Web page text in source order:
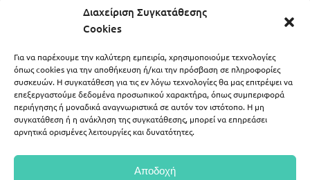
Διαχείριση Συγκατάθεσης
Cookies
Για να παρέχουμε την καλύτερη εμπειρία, χρησιμοποιούμε τεχνολογίες
όπως cookies για την αποθήκευση ή/και την πρόσβαση σε πληροφορίες
συσκευών. Η συγκατάθεση για τις εν λόγω τεχνολογίες θα μας επιτρέψει να
επεξεργαστούμε δεδομένα προσωπικού χαρακτήρα, όπως συμπεριφορά
περιήγησης ή μοναδικά αναγνωριστικά σε αυτόν τον ιστότοπο. Η μη
συγκατάθεση ή η ανάκληση της συγκατάθεσης, μπορεί να επηρεάσει
αρνητικά ορισμένες λειτουργίες και δυνατότητες.
Αποδοχή
ALEXIS ZAFEIRAKIS - LIKE A WEDDING
694 59 07 378 alex.zaf@gmail.com